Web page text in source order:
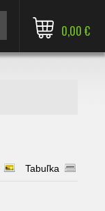
0,00 €
Tabuľka